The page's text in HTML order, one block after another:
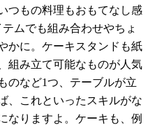
つもの料理もおもてなし感
ムでも組み合わせやちょ
かに。ケーキスタンドも紙
組み立て可能なものが人気
のなど1つ、テーブルが立
、これといったスキルがな
なりますよ。ケーキも、例